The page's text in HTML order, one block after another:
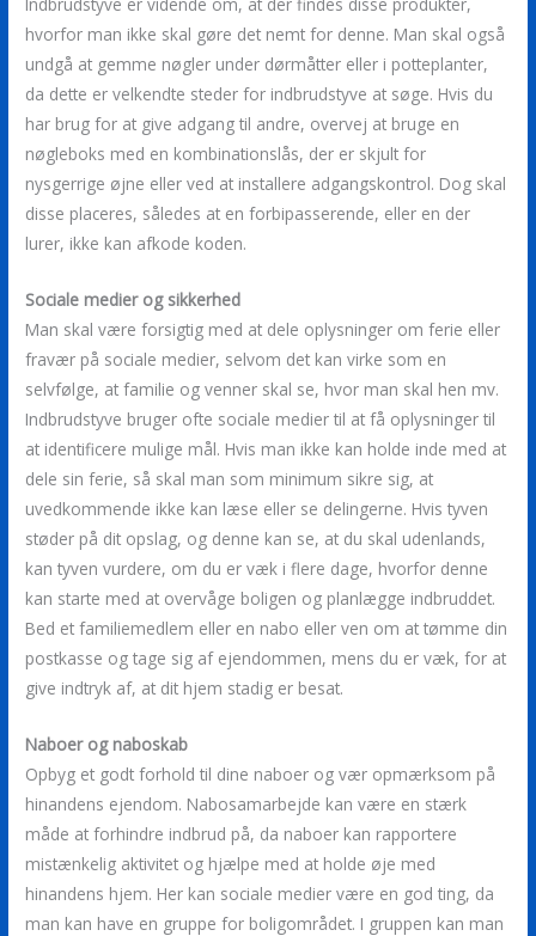
hvorfor man ikke skal gøre det nemt for denne. Man skal også
undgå at gemme nøgler under dørmåtter eller i potteplanter,
da dette er velkendte steder for indbrudstyve at søge. Hvis du
har brug for at give adgang til andre, overvej at bruge en
nøgleboks med en kombinationslås, der er skjult for
nysgerrige øjne eller ved at installere adgangskontrol. Dog skal
disse placeres, således at en forbipasserende, eller en der
lurer, ikke kan afkode koden.
Sociale medier og sikkerhed
Man skal være forsigtig med at dele oplysninger om ferie eller
fravær på sociale medier, selvom det kan virke som en
selvfølge, at familie og venner skal se, hvor man skal hen mv.
Indbrudstyve bruger ofte sociale medier til at få oplysninger til
at identificere mulige mål. Hvis man ikke kan holde inde med at
dele sin ferie, så skal man som minimum sikre sig, at
uvedkommende ikke kan læse eller se delingerne. Hvis tyven
støder på dit opslag, og denne kan se, at du skal udenlands,
kan tyven vurdere, om du er væk i flere dage, hvorfor denne
kan starte med at overvåge boligen og planlægge indbruddet.
Bed et familiemedlem eller en nabo eller ven om at tømme din
postkasse og tage sig af ejendommen, mens du er væk, for at
give indtryk af, at dit hjem stadig er besat.
Naboer og naboskab
Opbyg et godt forhold til dine naboer og vær opmærksom på
hinandens ejendom. Nabosamarbejde kan være en stærk
måde at forhindre indbrud på, da naboer kan rapportere
mistænkelig aktivitet og hjælpe med at holde øje med
hinandens hjem. Her kan sociale medier være en god ting, da
man kan have en gruppe for boligområdet. I gruppen kan man